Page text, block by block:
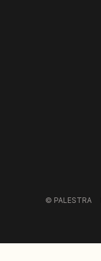
© PALESTRA